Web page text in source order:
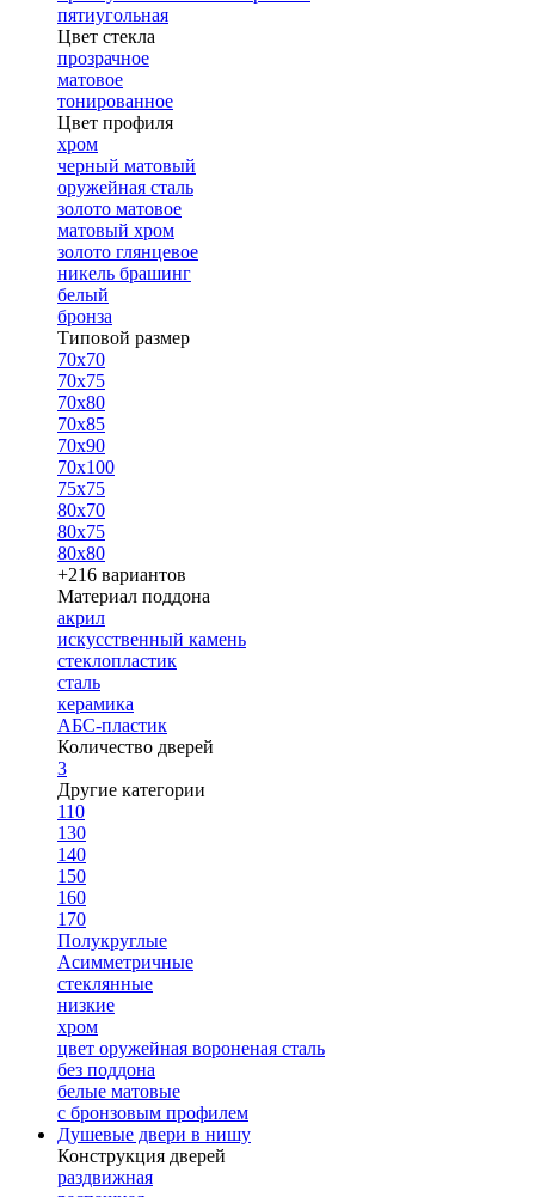
пятиугольная
Цвет стекла
прозрачное
матовое
тонированное
Цвет профиля
хром
черный матовый
оружейная сталь
золото матовое
матовый хром
золото глянцевое
никель брашинг
белый
бронза
Типовой размер
70х70
70х75
70х80
70х85
70х90
70х100
75х75
80х70
80х75
80х80
+216 вариантов
Материал поддона
акрил
искусственный камень
стеклопластик
сталь
керамика
АБС-пластик
Количество дверей
3
Другие категории
110
130
140
150
160
170
Полукруглые
Асимметричные
стеклянные
низкие
хром
цвет оружейная вороненая сталь
без поддона
белые матовые
с бронзовым профилем
Душевые двери в нишу
Конструкция дверей
раздвижная